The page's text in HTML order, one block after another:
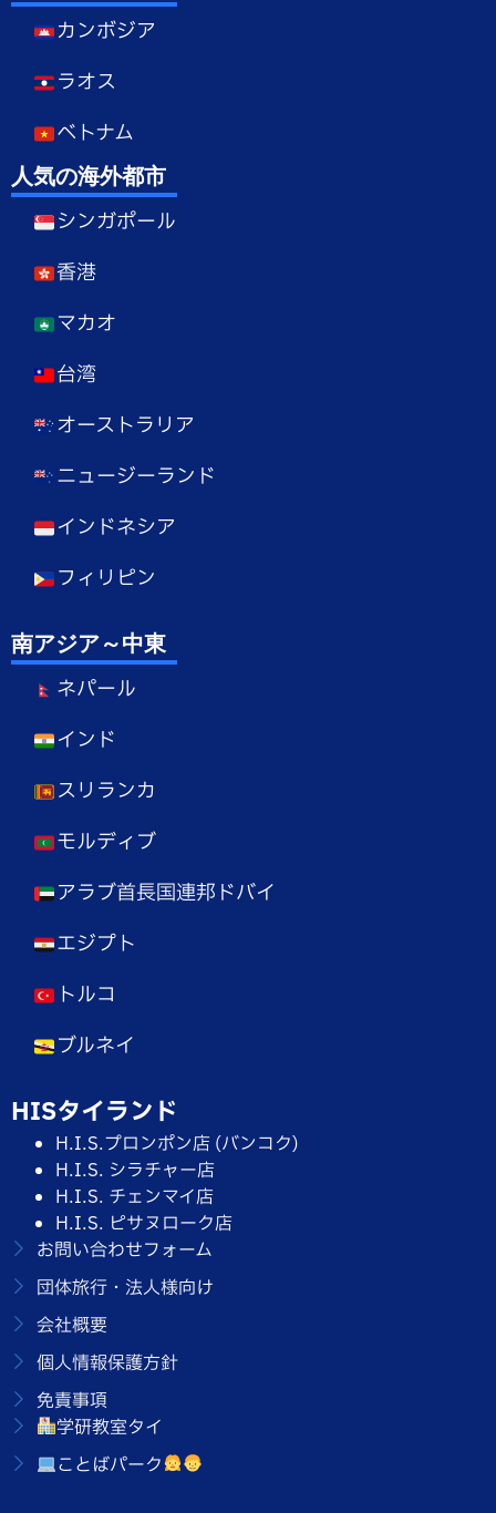
カンボジア
ラオス
ベトナム
人気の海外都市
シンガポール
香港
マカオ
台湾
オーストラリア
ニュージーランド
インドネシア
フィリピン
南アジア～中東
ネパール
インド
スリランカ
モルディブ
アラブ首長国連邦ドバイ
エジプト
トルコ
ブルネイ
HISタイランド
H.I.S.プロンポン店 (バンコク)
H.I.S. シラチャー店
H.I.S. チェンマイ店
H.I.S. ピサヌローク店
お問い合わせフォーム
団体旅行・法人様向け
会社概要
個人情報保護方針
免責事項
学研教室タイ
ことばパーク